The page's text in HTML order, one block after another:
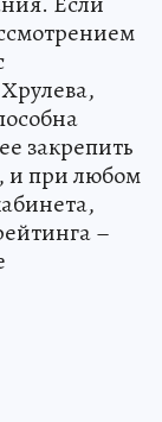
Если
закрепить
при любом
–